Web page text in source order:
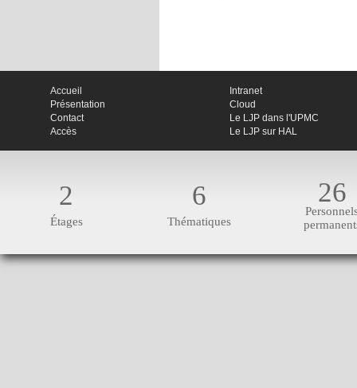
Accueil
Présentation
Contact
Accès
Intranet
Cloud
Le LJP dans l'UPMC
Le LJP sur HAL
2
Étages
6
Thématiques
26